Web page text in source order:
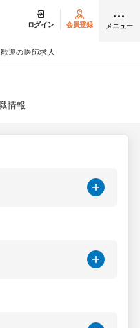
ログイン 会員登録 メニュー
迎の医師求人
情報